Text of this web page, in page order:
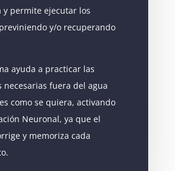
y permite ejecutar los
y/o recuperando
ayuda a practicar las
necesarias fuera del agua
como se quiera, activando
Neuronal, ya que el
y memoriza cada